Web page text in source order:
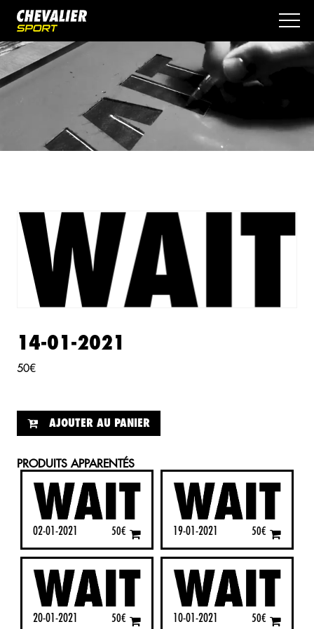
14-01-2021
50€
AJOUTER AU PANIER
PRODUITS APPARENTÉS
02-01-2021 50€ 19-01-2021 50€
20-01-2021 50€ 10-01-2021 50€